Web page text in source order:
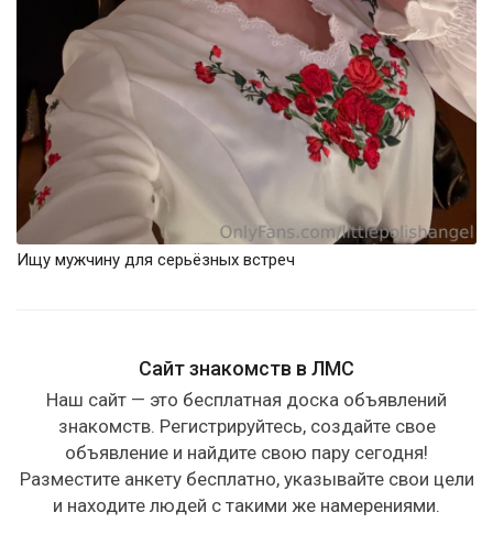
Ищу мужчину для серьёзных встреч
Сайт знакомств в ЛМС
Наш сайт — это бесплатная доска объявлений
знакомств. Регистрируйтесь, создайте свое
объявление и найдите свою пару сегодня!
Разместите анкету бесплатно, указывайте свои цели
и находите людей с такими же намерениями.